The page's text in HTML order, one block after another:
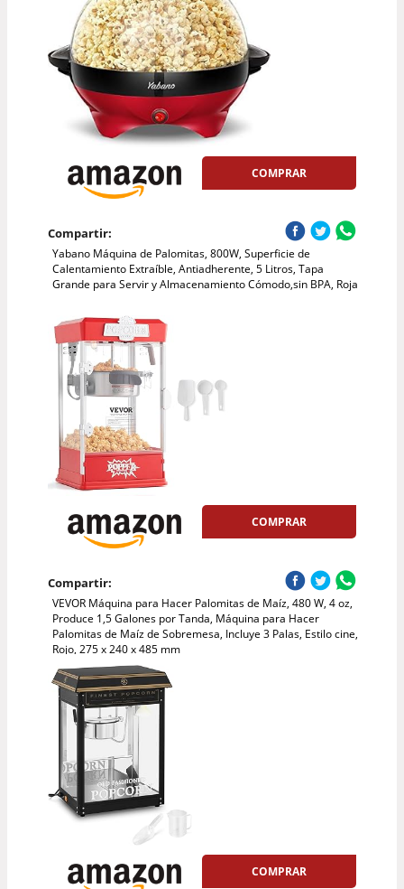
COMPRAR
Compartir:
Yabano Máquina de Palomitas, 800W, Superficie de
Calentamiento Extraíble, Antiadherente, 5 Litros, Tapa
Grande para Servir y Almacenamiento Cómodo,sin BPA, Roja
COMPRAR
Compartir:
VEVOR Máquina para Hacer Palomitas de Maíz, 480 W, 4 oz,
Produce 1,5 Galones por Tanda, Máquina para Hacer
Palomitas de Maíz de Sobremesa, Incluye 3 Palas, Estilo cine,
Rojo, 275 x 240 x 485 mm
COMPRAR